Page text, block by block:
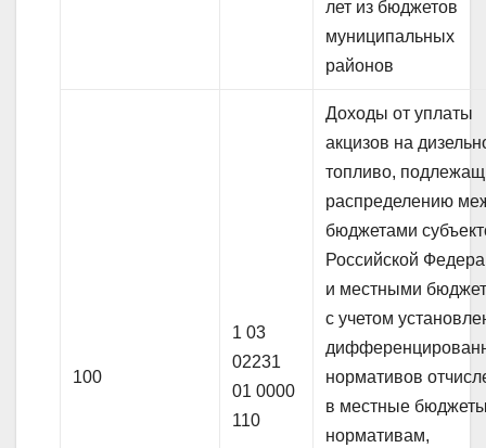
лет из бюджетов
муниципальных
районов
100
1 03
02231
01 0000
110
Доходы от уплаты
акцизов на
топливо,
распределению
бюджетами
Российской
и местными
с учетом
нормативов
в местные
нормативам,